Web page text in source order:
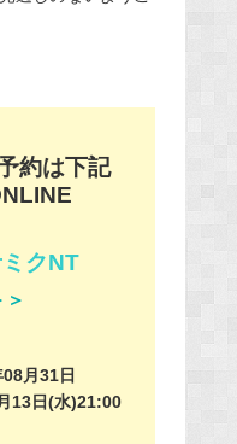
約は下記
クNT
08月31日
13日(水)21:00